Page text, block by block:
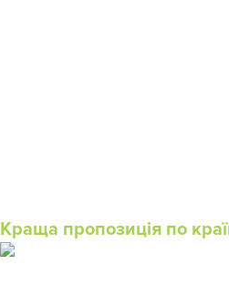
Краща пропозиція по